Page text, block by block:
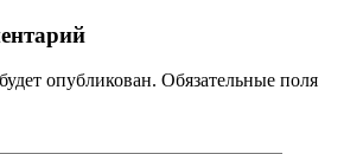
опубликован. Обязательные поля